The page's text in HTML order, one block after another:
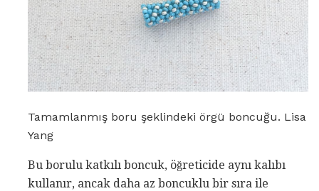
Tamamlanmış boru şeklindeki örgü boncuğu. Lisa
Yang
Bu borulu katkılı boncuk, öğreticide aynı kalıbı
kullanır, ancak daha az boncuklu bir sıra ile